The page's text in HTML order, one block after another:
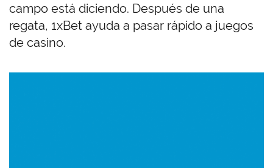
campo está diciendo. Después de una
regata, 1xBet ayuda a pasar rápido a juegos
de casino.